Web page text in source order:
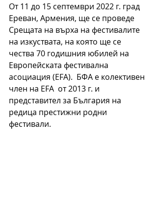
От 11 до 15 септември 2022 г. град
Ереван, Армения, ще се проведе
Срещата на върха на фестивалите
на изкуствата, на която ще се
чества 70 годишния юбилей на
Европейската фестивална
асоциация (EFA).  БФА е колективен
член на EFA  от 2013 г. и
представител за България на
редица престижни родни
фестивали.